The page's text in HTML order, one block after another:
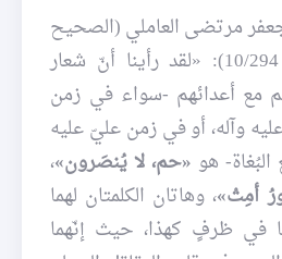
مرتضى العاملي (الصحيح
من السيرة النبوية: 10/294): «لقد رأينا أنّ شعار
مع أعدائهم -سواء في زمن
وآله، أو في زمن عليّ عليه
هو «حم، لا يُنصَرون»،
أمِتْ»، وهاتان الكلمتان لهما
في ظرفٍ كهذا، حيث إنّهما